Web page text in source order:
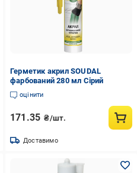
Герметик акрил SOUDAL
фарбований 280 мл Сірий
оцінити
171.35 ₴/шт.
Доставимо